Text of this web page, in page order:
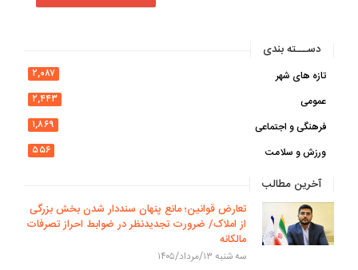
دســـته بندی
تازه های شهر
۲,۰۸۷
عمومی
۲,۴۴۳
فرهنگی و اجتماعی
۱,۸۶۹
ورزش و سلامت
۵۵۶
آخرین مطالب
تعارض قوانین؛ مانع پنهان سنددار شدن بخش بزرگی
از املاک/ ضرورت تجدیدنظر در ضوابط احراز تصرفات
مالکانه
سه شنبه ۱۳/مرداد/۱۴۰۵